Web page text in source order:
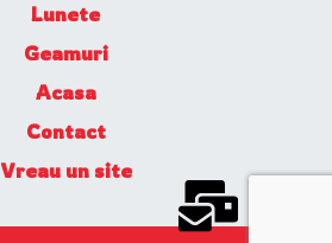
Lunete
Geamuri
Acasa
Contact
Vreau un site